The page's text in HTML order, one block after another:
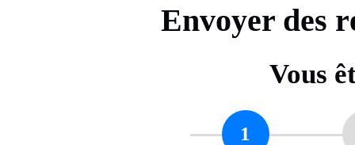
Envoyer des
Vous
1